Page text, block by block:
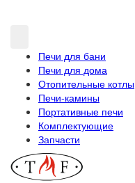
Печи для бани
Печи для дома
Отопительные котлы
Печи-камины
Портативные печи
Комплектующие
Запчасти